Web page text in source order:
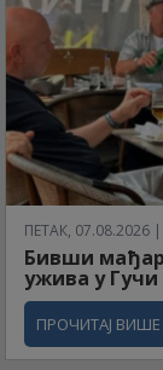
ПЕТАК, 07.08.2026
Бивши
ужива у Гучи
ПРОЧИТАЈ ВИШЕ